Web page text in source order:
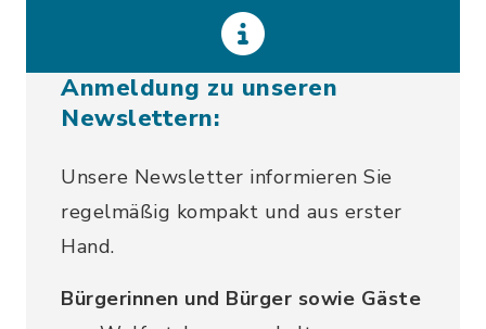
Anmeldung zu unseren
Newslettern:
Unsere Newsletter informieren Sie
regelmäßig kompakt und aus erster
Hand.
Bürgerinnen und Bürger sowie Gäste